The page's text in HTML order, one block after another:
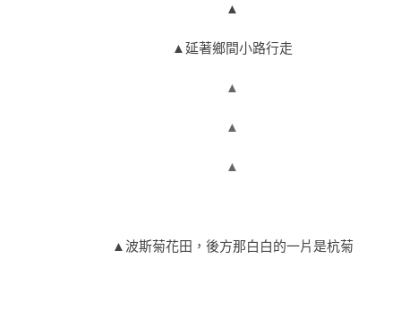
▲
▲延著鄉間小路行走
▲
▲
▲
▲ 波斯菊花田，後方那白白的一片是杭菊